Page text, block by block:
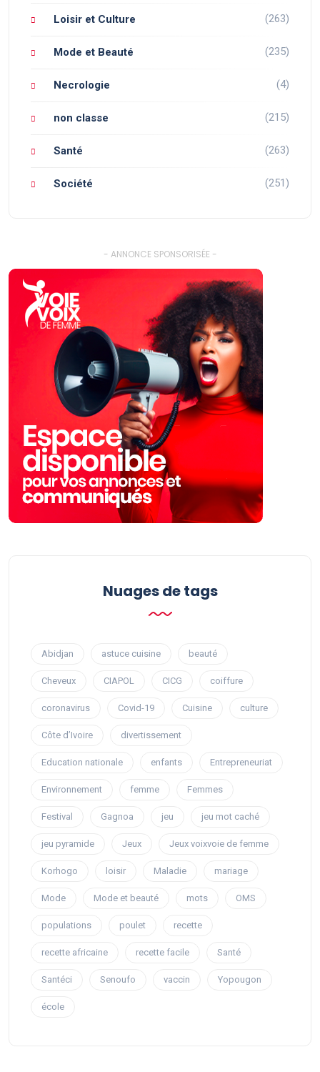
Loisir et Culture (263)
Mode et Beauté (235)
Necrologie (4)
non classe (215)
Santé (263)
Société (251)
- ANNONCE SPONSORISÉE -
Nuages ​​de tags
Abidjan astuce cuisine beauté
Cheveux CIAPOL CICG coiffure
coronavirus Covid-19 Cuisine culture
Côte d’Ivoire divertissement
Education nationale enfants Entrepreneuriat
Environnement femme Femmes
Festival Gagnoa jeu jeu mot caché
jeu pyramide Jeux Jeux voixvoie de femme
Korhogo loisir Maladie mariage
Mode Mode et beauté mots OMS
populations poulet recette
recette africaine recette facile Santé
Santéci Senoufo vaccin Yopougon
école